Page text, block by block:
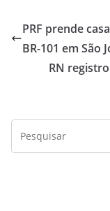
PRF prende
BR-101 em São
RN